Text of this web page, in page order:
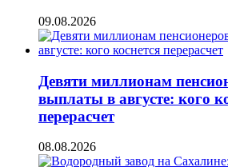
09.08.2026
Девяти миллионам
выплаты в августе: кого
перерасчет
08.08.2026